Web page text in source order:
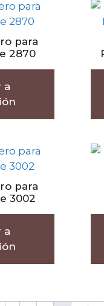
para
2870
a
para
3002
a